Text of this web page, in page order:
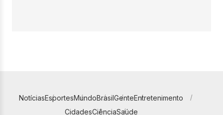
NotíciasEsportesMundoBrasilGenteEntretenimento
CidadesCiênciaSaúde